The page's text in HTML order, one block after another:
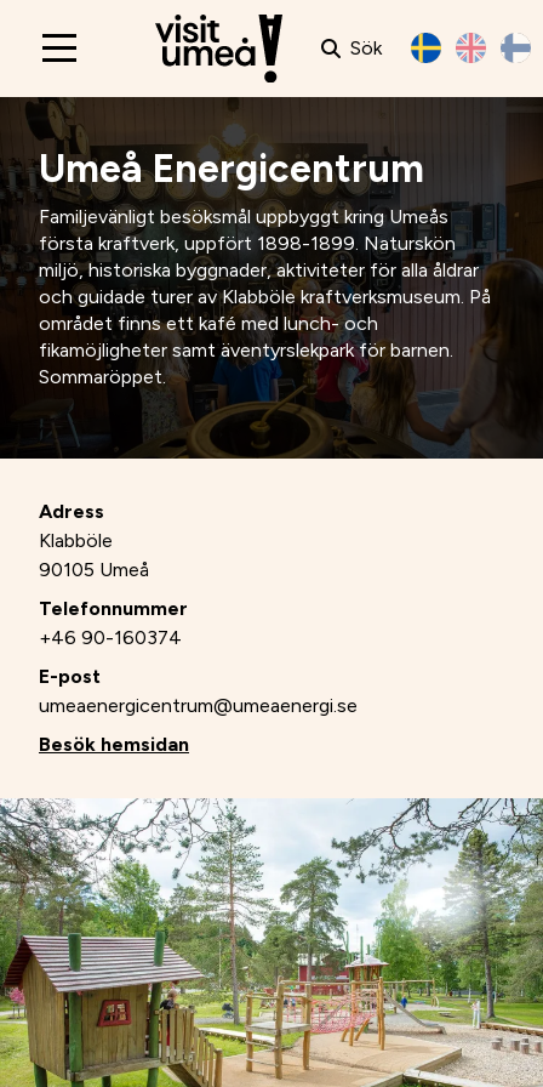
Main
Sök
Umeå Energicentrum
Familjevänligt besöksmål uppbyggt kring Umeås
första kraftverk, uppfört 1898-1899. Naturskön
miljö, historiska byggnader, aktiviteter för alla åldrar
och guidade turer av Klabböle kraftverksmuseum. På
området finns ett kafé med lunch- och
fikamöjligheter samt äventyrslekpark för barnen.
Sommaröppet.
Adress
Klabböle
90105 Umeå
Telefonnummer
+46 90-160374
E-post
umeaenergicentrum@umeaenergi.se
Besök hemsidan